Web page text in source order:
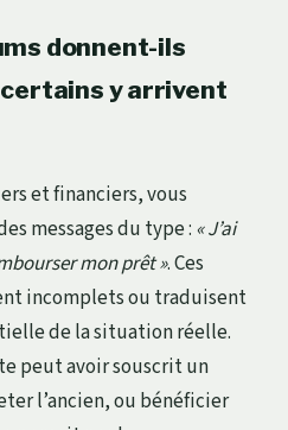
donnent-ils
certains y arrivent
et financiers, vous
messages du type : « J’ai
mon prêt ». Ces
incomplets ou traduisent
de la situation réelle.
peut avoir souscrit un
l’ancien, ou bénéficier